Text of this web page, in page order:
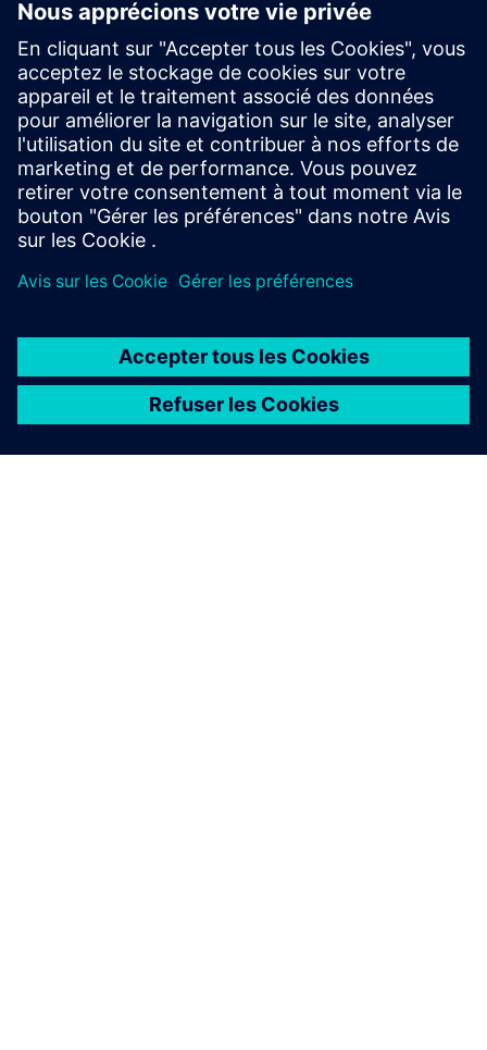
for NX
Permet la sérialisation automatique et lisible par machine
des pièces directement dans Siemens NX. À l'aide de
modèles et de sources de données, les fabricants génèrent
des marquages DMC/QR cohérents pour des millions de
pièces en...
En savoir plus